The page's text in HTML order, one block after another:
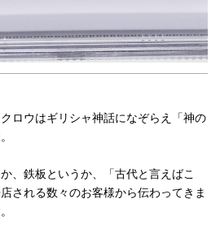
ロウはギリシャ神話になぞらえ「神の
、鉄板というか、「古代と言えばこ
される数々のお客様から伝わってきま